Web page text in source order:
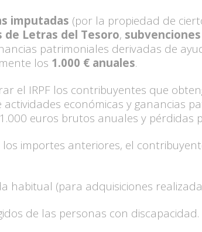
imputadas (por la propiedad de
Letras del Tesoro,
patrimoniales derivadas de
los 1.000 € anuales.
el IRPF los contribuyentes que
económicas y ganancias
euros brutos anuales y
importes anteriores, el
habitual (para adquisiciones
de las personas con discapacidad.